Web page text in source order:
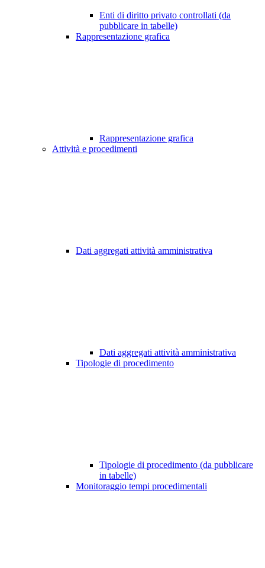
Enti di diritto privato controllati (da
pubblicare in tabelle)
Rappresentazione grafica
Rappresentazione grafica
Attività e procedimenti
Dati aggregati attività amministrativa
Dati aggregati attività amministrativa
Tipologie di procedimento
Tipologie di procedimento (da pubblicare
in tabelle)
Monitoraggio tempi procedimentali